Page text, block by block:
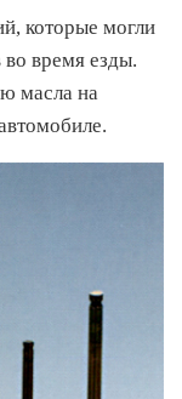
которые могли
время езды.
масла на